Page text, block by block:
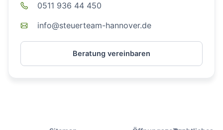
0511 936 44 450
info@steuerteam-hannover.de
Beratung vereinbaren